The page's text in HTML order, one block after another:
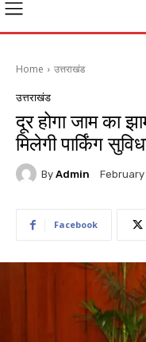
Home उत्तराखंड
उत्तराखंड
दूर होगा जाम का
मिलेगी पार्किंग
By Admin February
Facebook